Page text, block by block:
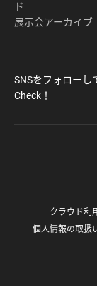
ド
展示会アーカイブ
SNSをフォローし
Check！
クラウド利
個人情報の取扱